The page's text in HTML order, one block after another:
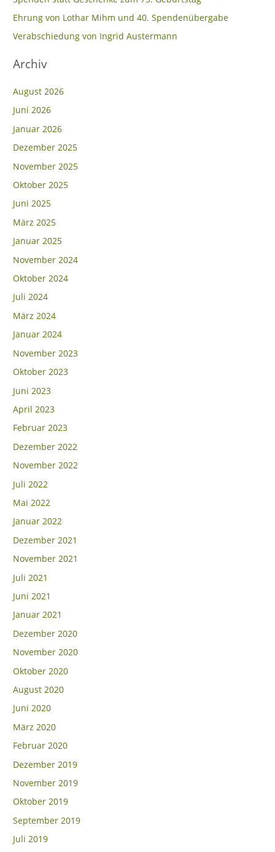
a
c
:
Ehrung von Lothar Mihm und 40. Spendenübergabe
Verabschiedung von Ingrid Austermann
Archiv
August 2026
Juni 2026
Januar 2026
Dezember 2025
November 2025
Oktober 2025
Juni 2025
März 2025
Januar 2025
November 2024
Oktober 2024
Juli 2024
März 2024
Januar 2024
November 2023
Oktober 2023
Juni 2023
April 2023
Februar 2023
Dezember 2022
November 2022
Juli 2022
Mai 2022
Januar 2022
Dezember 2021
November 2021
Juli 2021
Juni 2021
Januar 2021
Dezember 2020
November 2020
Oktober 2020
August 2020
Juni 2020
März 2020
Februar 2020
Dezember 2019
November 2019
Oktober 2019
September 2019
Juli 2019